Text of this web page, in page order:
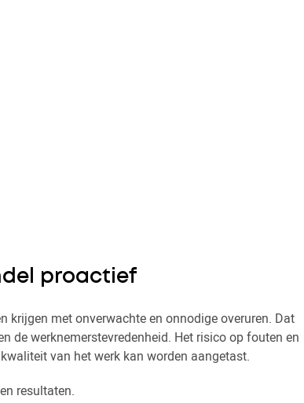
proactief
krijgen met onverwachte en onnodige overuren. Dat
de werknemerstevredenheid. Het risico op fouten en
van het werk kan worden aangetast.
resultaten.